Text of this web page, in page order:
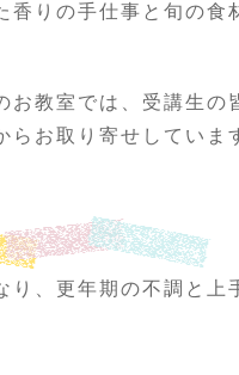
りの手仕事と旬の食
お教室では、受講生の
らお取り寄せしていま
り、更年期の不調と上